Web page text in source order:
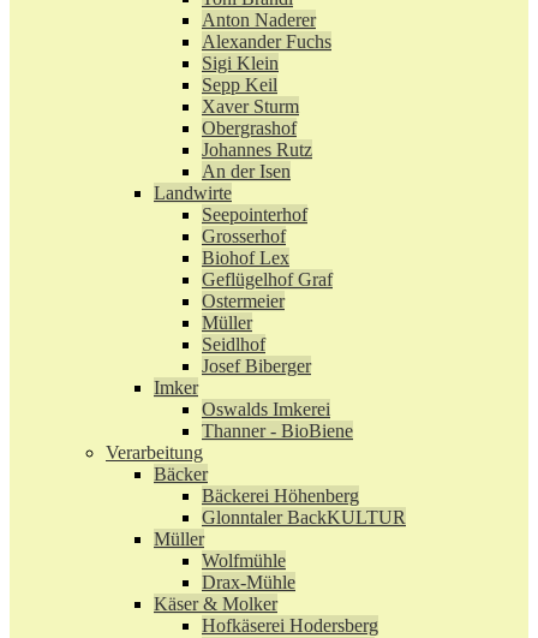
Anton Naderer
Alexander Fuchs
Sigi Klein
Sepp Keil
Xaver Sturm
Obergrashof
Johannes Rutz
An der Isen
Landwirte
Seepointerhof
Grosserhof
Biohof Lex
Geflügelhof Graf
Ostermeier
Müller
Seidlhof
Josef Biberger
Imker
Oswalds Imkerei
Thanner - BioBiene
Verarbeitung
Bäcker
Bäckerei Höhenberg
Glonntaler BackKULTUR
Müller
Wolfmühle
Drax-Mühle
Käser & Molker
Hofkäserei Hodersberg